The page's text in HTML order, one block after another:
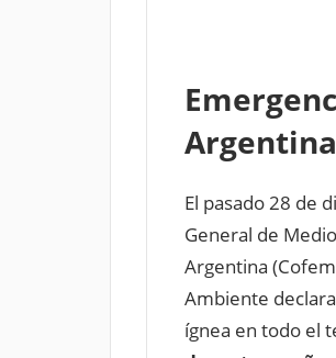
Argentina
El pasado 28 de
General de
Argentina
Ambiente
ígnea en todo el